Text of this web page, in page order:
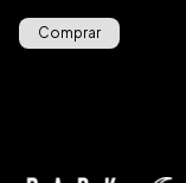
Comprar